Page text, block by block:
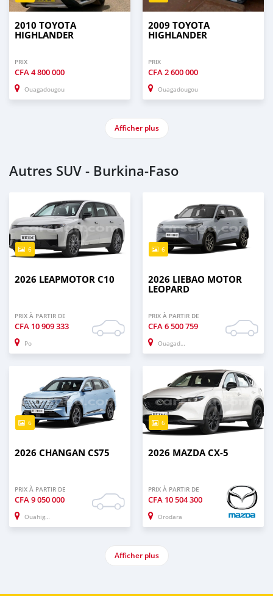
2010 TOYOTA
HIGHLANDER
PRIX
CFA4 800 000
Ouagadougou
2009 TOYOTA
HIGHLANDER
PRIX
CFA2 600 000
Ouagadougou
Afficher plus
Autres SUV - Burkina-Faso
6
2026 LEAPMOTOR C10
PRIX À PARTIR DE
CFA 10 909 333
Po
6
2026 LIEBAO MOTOR
LEOPARD
PRIX À PARTIR DE
CFA6 500 759
Ouagadougou
6
2026 CHANGAN CS75
PRIX À PARTIR DE
CFA9 050 000
Ouahigouya
6
2026 MAZDA CX-5
PRIX À PARTIR DE
CFA 10 504 300
Orodara
Afficher plus